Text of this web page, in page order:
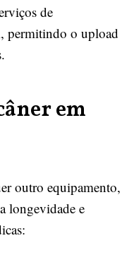
de
permitindo o upload
em
outro equipamento,
longevidade e